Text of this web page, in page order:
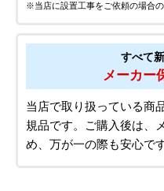
※当店に設置工事をご依頼の場合
すべて
メーカー
当店で取り扱っている商
規品です。ご購入後は、
め、万が一の際も安心です